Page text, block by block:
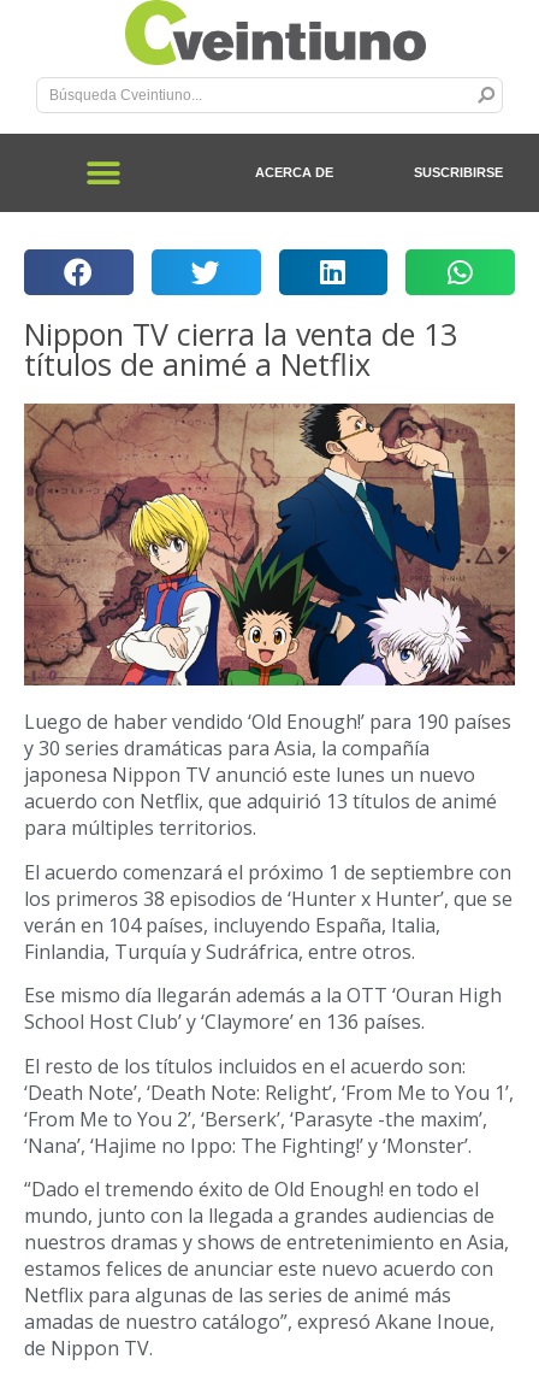
ACERCA DE SUSCRIBIRSE
Nippon TV cierra la venta de 13
títulos de animé a Netflix
Luego de haber vendido ‘Old Enough!’ para 190 países
y 30 series dramáticas para Asia, la compañía
japonesa Nippon TV anunció este lunes un nuevo
acuerdo con Netflix, que adquirió 13 títulos de animé
para múltiples territorios.
El acuerdo comenzará el próximo 1 de septiembre con
los primeros 38 episodios de ‘Hunter x Hunter’, que se
verán en 104 países, incluyendo España, Italia,
Finlandia, Turquía y Sudráfrica, entre otros.
Ese mismo día llegarán además a la OTT ‘Ouran High
School Host Club’ y ‘Claymore’ en 136 países.
El resto de los títulos incluidos en el acuerdo son:
‘Death Note’, ‘Death Note: Relight’, ‘From Me to You 1’,
‘From Me to You 2’, ‘Berserk’, ‘Parasyte -the maxim’,
‘Nana’, ‘Hajime no Ippo: The Fighting!’ y ‘Monster’.
“Dado el tremendo éxito de Old Enough! en todo el
mundo, junto con la llegada a grandes audiencias de
nuestros dramas y shows de entretenimiento en Asia,
estamos felices de anunciar este nuevo acuerdo con
Netflix para algunas de las series de animé más
amadas de nuestro catálogo”, expresó Akane Inoue,
de Nippon TV.